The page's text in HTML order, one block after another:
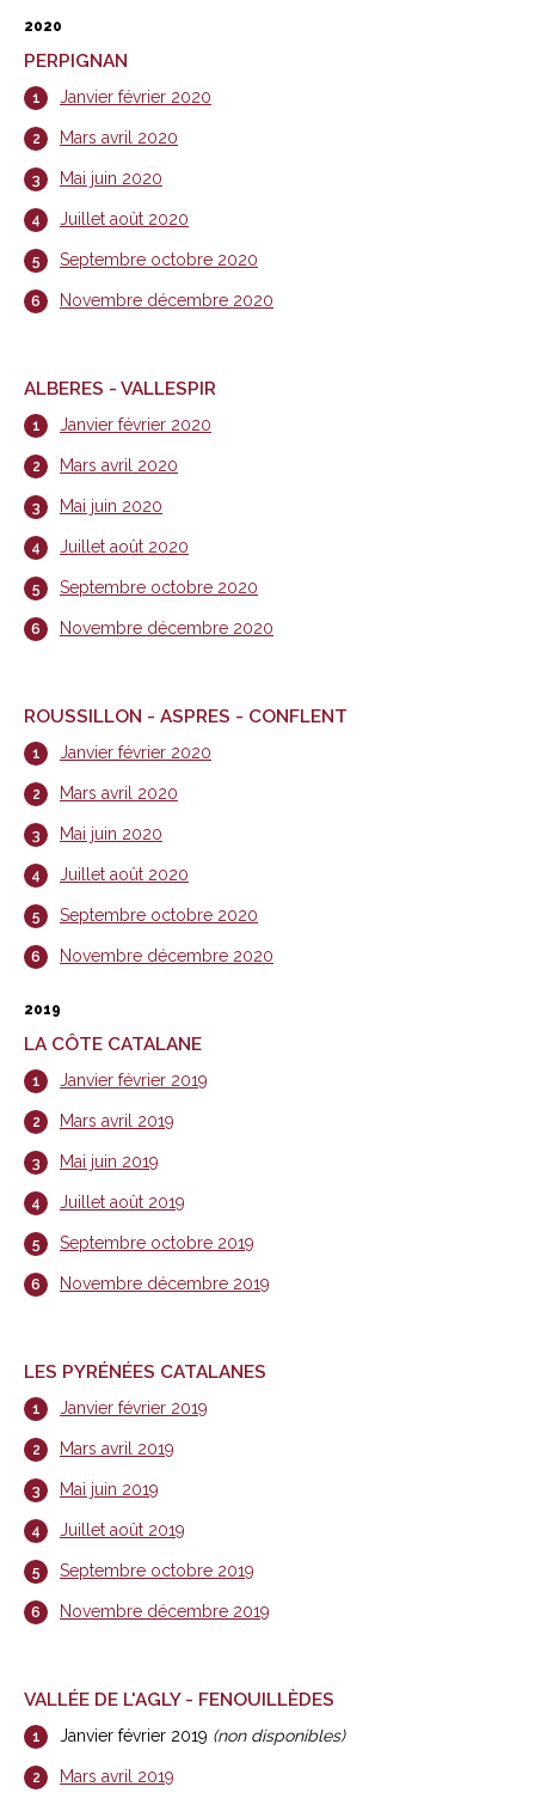
2020
PERPIGNAN
Janvier février 2020
Mars avril 2020
Mai juin 2020
Juillet août 2020
Septembre octobre 2020
Novembre décembre 2020
ALBERES - VALLESPIR
Janvier février 2020
Mars avril 2020
Mai juin 2020
Juillet août 2020
Septembre octobre 2020
Novembre décembre 2020
ROUSSILLON - ASPRES - CONFLENT
Janvier février 2020
Mars avril 2020
Mai juin 2020
Juillet août 2020
Septembre octobre 2020
Novembre décembre 2020
2019
LA CÔTE CATALANE
Janvier février 2019
Mars avril 2019
Mai juin 2019
Juillet août 2019
Septembre octobre 2019
Novembre décembre 2019
LES PYRÉNÉES CATALANES
Janvier février 2019
Mars avril 2019
Mai juin 2019
Juillet août 2019
Septembre octobre 2019
Novembre décembre 2019
VALLÉE DE L'AGLY - FENOUILLÈDES
Janvier février 2019 (non disponibles)
Mars avril 2019